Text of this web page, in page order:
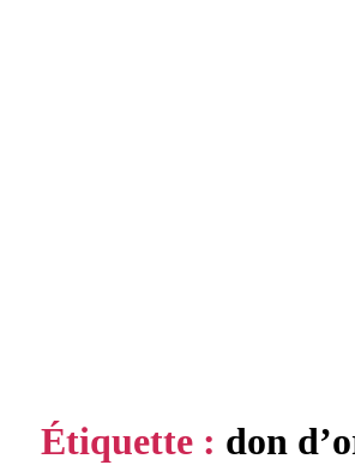
Étiquette : don